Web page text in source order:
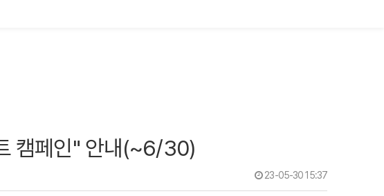
캠페인" 안내(~6/30)
23-05-30 15:37